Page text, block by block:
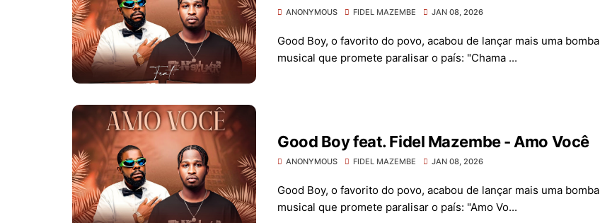
ANONYMOUS FIDEL MAZEMBE JAN 08, 2026
Good Boy, o favorito do povo, acabou de lançar mais uma bomba
musical que promete paralisar o país: "Chama ...
Good Boy feat. Fidel Mazembe - Amo Você
ANONYMOUS FIDEL MAZEMBE JAN 08, 2026
Good Boy, o favorito do povo, acabou de lançar mais uma bomba
musical que promete paralisar o país: "Amo Vo...